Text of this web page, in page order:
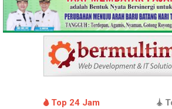
Top 24 Jam